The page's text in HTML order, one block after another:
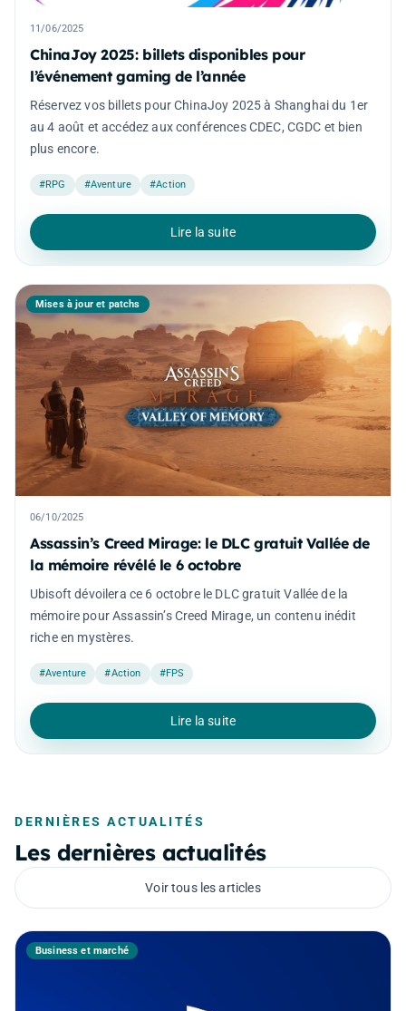
11/06/2025
ChinaJoy 2025: billets disponibles pour
l’événement gaming de l’année
Réservez vos billets pour ChinaJoy 2025 à Shanghai du 1er
au 4 août et accédez aux conférences CDEC, CGDC et bien
plus encore.
#RPG #Aventure #Action
Lire la suite
Mises à jour et patchs
06/10/2025
Assassin’s Creed Mirage: le DLC gratuit Vallée de
la mémoire révélé le 6 octobre
Ubisoft dévoilera ce 6 octobre le DLC gratuit Vallée de la
mémoire pour Assassin’s Creed Mirage, un contenu inédit
riche en mystères.
#Aventure #Action #FPS
Lire la suite
DERNIÈRES ACTUALITÉS
Les dernières actualités
Voir tous les articles
Business et marché